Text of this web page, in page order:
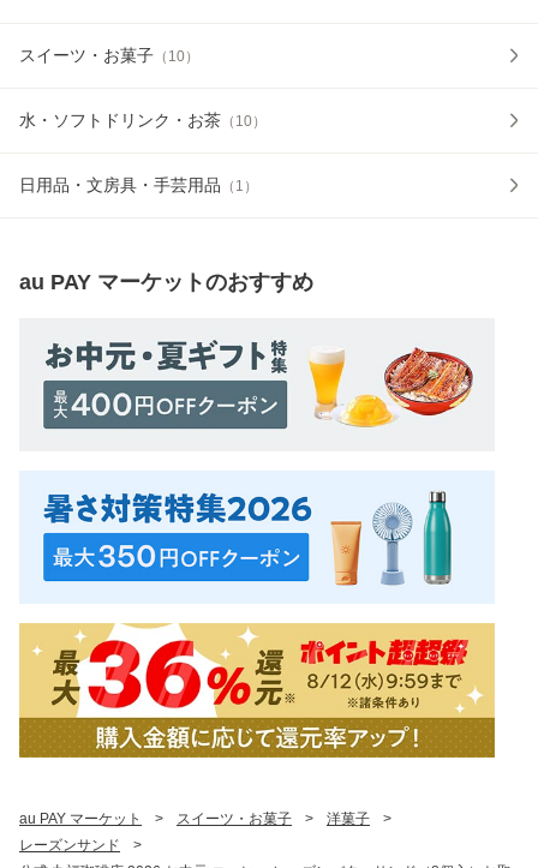
スイーツ・お菓子 （ 10）
水・ソフトドリンク・お茶 （ 10）
日用品・文房具・手芸用品 （ 1 ）
au PAY マーケットのおすすめ
au PAY マーケット > スイーツ・お菓子 > 洋菓子
>
レーズンサンド
>